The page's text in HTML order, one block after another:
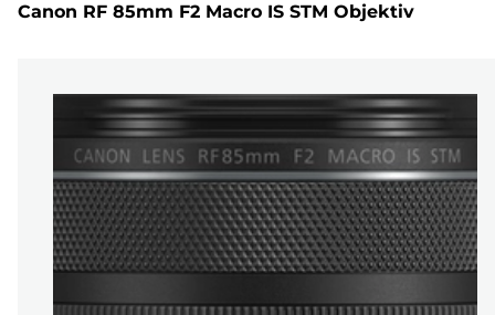
Canon RF 85mm F2 Macro IS STM Objektiv